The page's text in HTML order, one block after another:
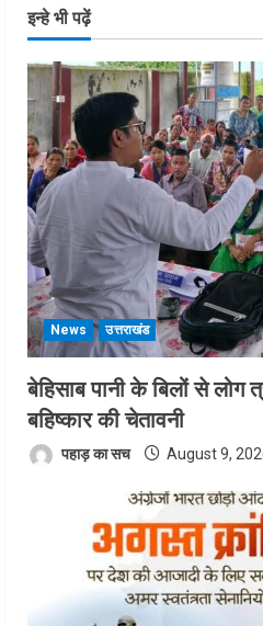
इन्हे भी पढ़ें
News उत्तराखंड
बेहिसाब पानी के बिलों से लोग
बहिष्कार की चेतावनी
पहाड़ का सच August 9,